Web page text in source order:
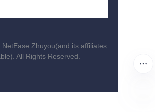
Zhuyou(and its affiliates
All Rights Reserved.